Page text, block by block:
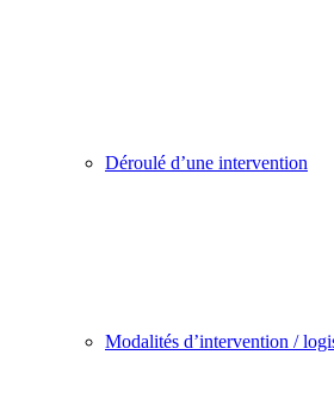
Déroulé d’une intervention
Modalités d’intervention /